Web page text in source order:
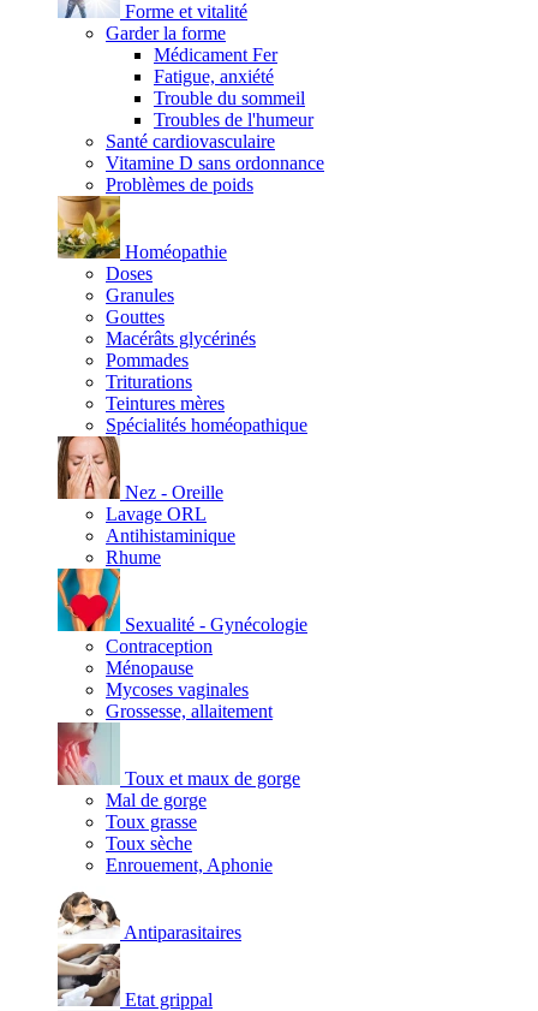
Forme et vitalité
Garder la forme
Médicament Fer
Fatigue, anxiété
Trouble du sommeil
Troubles de l'humeur
Santé cardiovasculaire
Vitamine D sans ordonnance
Problèmes de poids
Homéopathie
Doses
Granules
Gouttes
Macérâts glycérinés
Pommades
Triturations
Teintures mères
Spécialités homéopathique
Nez - Oreille
Lavage ORL
Antihistaminique
Rhume
Sexualité - Gynécologie
Contraception
Ménopause
Mycoses vaginales
Grossesse, allaitement
Toux et maux de gorge
Mal de gorge
Toux grasse
Toux sèche
Enrouement, Aphonie
Antiparasitaires
Etat grippal